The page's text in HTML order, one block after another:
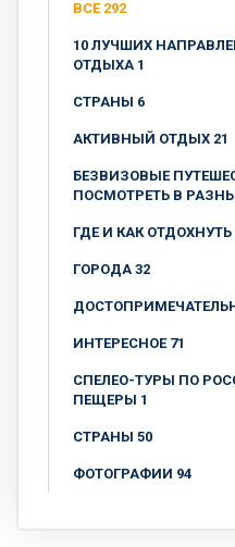
ВСЕ 292
10 ЛУЧШИХ
ОТДЫХА 1
CТРАНЫ 6
АКТИВНЫЙ ОТДЫХ 21
БЕЗВИЗОВЫЕ
ПОСМОТРЕТЬ В
ГДЕ И КАК
ГОРОДА 32
ИНТЕРЕСНОЕ 71
СПЕЛЕО-ТУРЫ ПО
ПЕЩЕРЫ 1
СТРАНЫ 50
ФОТОГРАФИИ 94